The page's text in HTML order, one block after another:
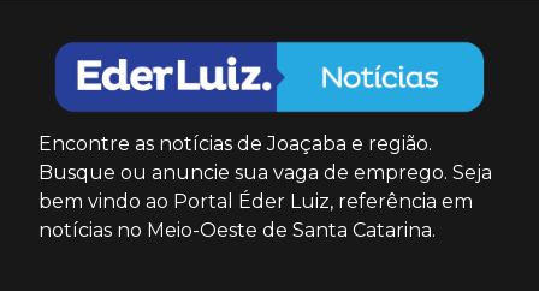
Encontre as notícias de Joaçaba e região.
Busque ou anuncie sua vaga de emprego. Seja
bem vindo ao Portal Éder Luiz, referência em
notícias no Meio-Oeste de Santa Catarina.